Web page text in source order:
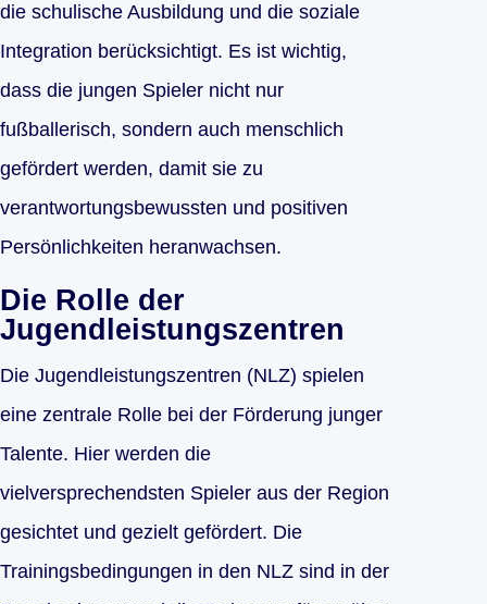
die schulische Ausbildung und die soziale
Integration berücksichtigt. Es ist wichtig,
dass die jungen Spieler nicht nur
fußballerisch, sondern auch menschlich
gefördert werden, damit sie zu
verantwortungsbewussten und positiven
Persönlichkeiten heranwachsen.
Die Rolle der
Jugendleistungszentren
Die Jugendleistungszentren (NLZ) spielen
eine zentrale Rolle bei der Förderung junger
Talente. Hier werden die
vielversprechendsten Spieler aus der Region
gesichtet und gezielt gefördert. Die
Trainingsbedingungen in den NLZ sind in der